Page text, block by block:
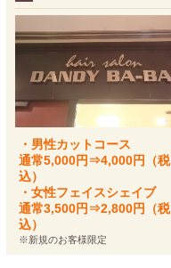
・男性カットコース
通常5,000円⇒4,000円（税
込）
・女性フェイスシェイブ
通常3,500円⇒2,800円（税
込）
※新規のお客様限定